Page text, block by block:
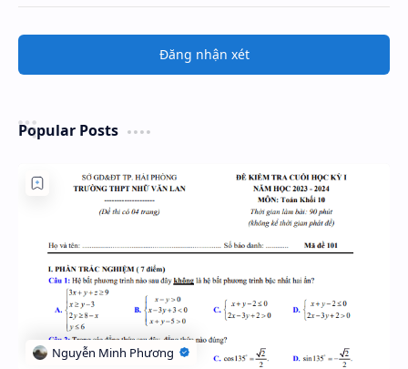
Đăng nhận xét
Popular Posts